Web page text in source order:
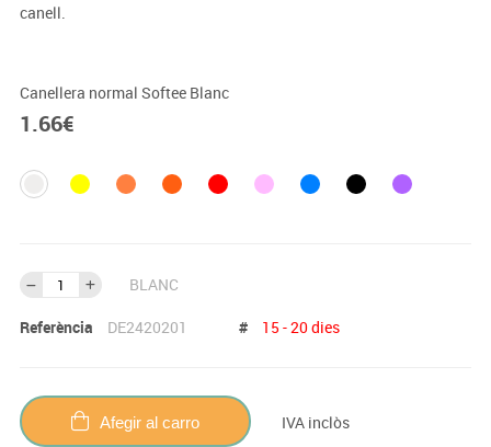
canell.
Canellera normal Softee Blanc
1.66€
BLANC
Referència DE2420201 # 15 - 20 dies
Afegir al carro IVA inclòs